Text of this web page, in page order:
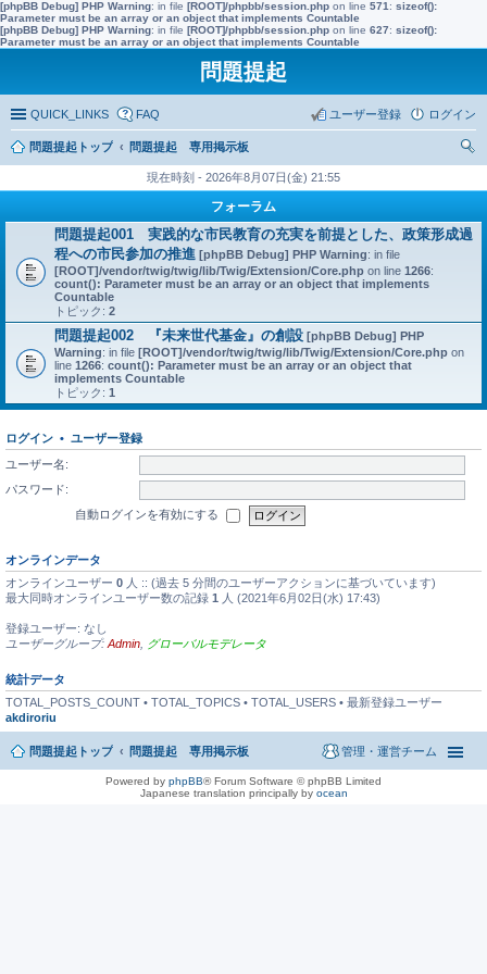
[phpBB Debug] PHP Warning: in file [ROOT]/phpbb/session.php on line 571 : sizeof():
Parameter must be an array or an object that implements Countable
[phpBB Debug] PHP Warning: in file [ROOT]/phpbb/session.php on line 627: sizeof():
Parameter must be an array or an object that implements Countable
問題提起
QUICK_LINKS FAQ ログイン
ユーザー登録
問題提起トップ
問題提起 専用掲示板
現在時刻 - 2026年8月07日(金) 21:55
フォーラム
問題提起001 実践的な市民教育の充実を前提とした、政策形成過
程への市民参加の推進 [phpBB Debug] PHP Warning: in file
[ROOT]/vendor/twig/twig/lib/Twig/Extension/Core.php on line 1266:
count(): Parameter must be an array or an object that implements
Countable
トピック: 2
問題提起002 『未来世代基金』の創設 [phpBB Debug] PHP
Warning: in file [ROOT]/vendor/twig/twig/lib/Twig/Extension/Core.php on
line 1266: count(): Parameter must be an array or an object that
implements Countable
トピック: 1
ログイン • ユーザー登録
ユーザー名:
パスワード:
自動ログインを有効にする
オンラインデータ
オンラインユーザー 0 人 :: (過去 5 分間のユーザーアクションに基づいています)
最大同時オンラインユーザー数の記録 1 人 (2021年6月02日(水) 17:43)
登録ユーザー: なし
ユーザーグループ: Admin グローバルモデレータ
統計データ
TOTAL_POSTS_COUNT • TOTAL_TOPICS • TOTAL_USERS • 最新登録ユーザー
akdiroriu
問題提起トップ 問題提起 専用掲示板 管理・運営チーム
Powered by phpBB® Forum Software © phpBB Limited
Japanese translation principally by ocean